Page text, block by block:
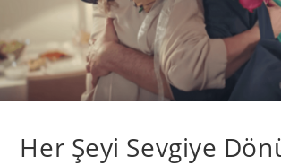
Her Şeyi Sevgiye